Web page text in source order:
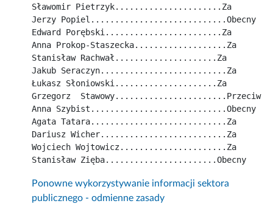
Sławomir Pietrzyk......................Za
Jerzy Popiel............................Obecny
Edward Porębski........................Za
Anna Prokop-Staszecka...................Za
Stanisław Rachwał.....................Za
Jakub Seraczyn..........................Za
Łukasz Słoniowski.....................Za
Grzegorz  Stawowy.......................Przeciw
Anna Szybist............................Obecny
Agata Tatara............................Za
Dariusz Wicher..........................Za
Wojciech Wojtowicz......................Za
Stanisław Zięba.......................Obecny
Ponowne wykorzystywanie informacji sektora
publicznego - odmienne zasady